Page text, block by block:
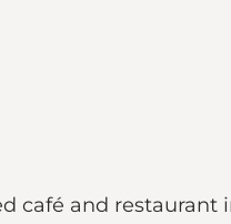
café and